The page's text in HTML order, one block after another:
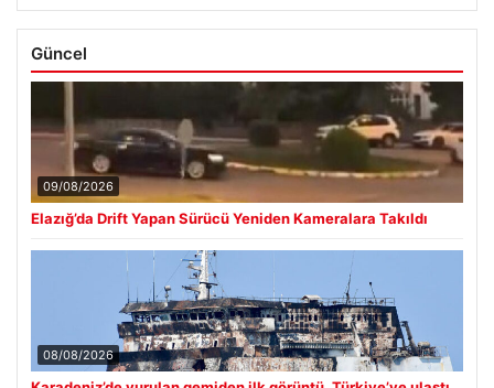
Güncel
09/08/2026
Elazığ’da Drift Yapan Sürücü Yeniden Kameralara Takıldı
08/08/2026